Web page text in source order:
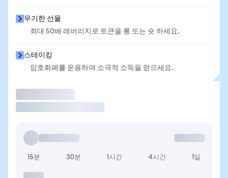
무기한 선물
최대 50배 레버리지로 토큰을 롱 또는 숏 하세요.
스테이킹
암호화폐를 운용하여 소극적 소득을 얻으세요.
15분 30분 1시간 4시간 1일